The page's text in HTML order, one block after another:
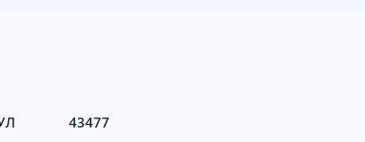
43477